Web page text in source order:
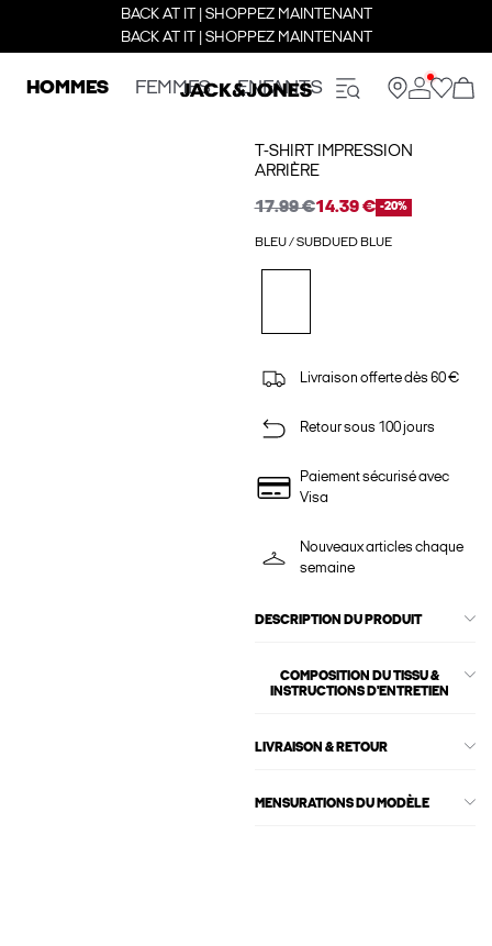
BACK AT IT | SHOPPEZ MAINTENANT
BACK AT IT | SHOPPEZ MAINTENANT
HOMMES FEMMES ENFANTS
T-SHIRT IMPRESSION
ARRIÈRE
17.99 €14.39 € -20%
BLEU / SUBDUED BLUE
Livraison offerte dès 60 €
Retour sous 100 jours
Paiement sécurisé avec
Visa
Nouveaux articles chaque
semaine
DESCRIPTION DU PRODUIT
COMPOSITION DU TISSU &
INSTRUCTIONS D'ENTRETIEN
LIVRAISON & RETOUR
MENSURATIONS DU MODÈLE